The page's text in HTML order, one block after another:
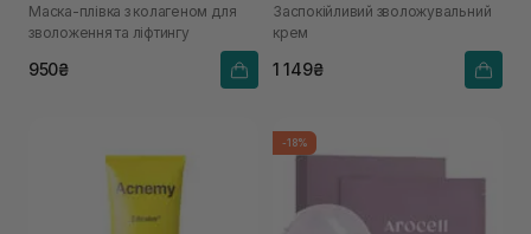
Маска-плівка з колагеном для
зволоження та ліфтингу
950₴
Заспокійливий зволожувальний
крем
1 149₴
-18%